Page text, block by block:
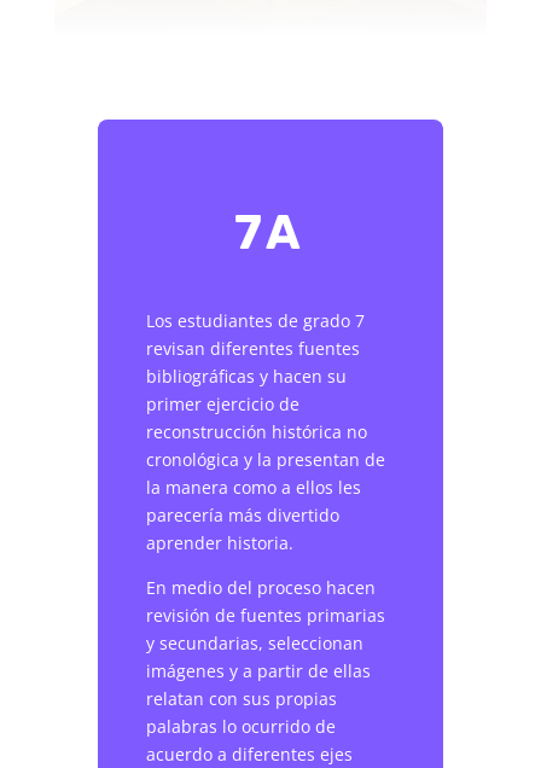
7A
Los estudiantes de grado 7
revisan diferentes fuentes
bibliográficas y hacen su
primer ejercicio de
reconstrucción histórica no
cronológica y la presentan de
la manera como a ellos les
parecería más divertido
aprender historia.
En medio del proceso hacen
revisión de fuentes primarias
y secundarias, seleccionan
imágenes y a partir de ellas
relatan con sus propias
palabras lo ocurrido de
acuerdo a diferentes ejes